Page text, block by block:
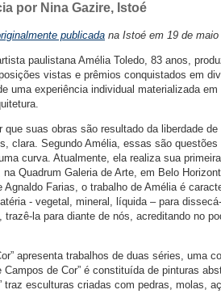
por Nina Gazire, Istoé
publicada na Istoé em 19 de maio
paulistana Amélia Toledo, 83 anos,
vistas e prêmios conquistados em
uma experiência individual materializada
suas obras são resultado da liberdade
clara. Segundo Amélia, essas são
curva. Atualmente, ela realiza sua
Quadrum Galeria de Arte, em Belo
Farias, o trabalho de Amélia é
- vegetal, mineral, líquida – para
trazê-la para diante de nós, acreditando no
apresenta trabalhos de duas séries, uma
Campos de Cor” é constituída de pinturas
traz esculturas criadas com pedras, molas,